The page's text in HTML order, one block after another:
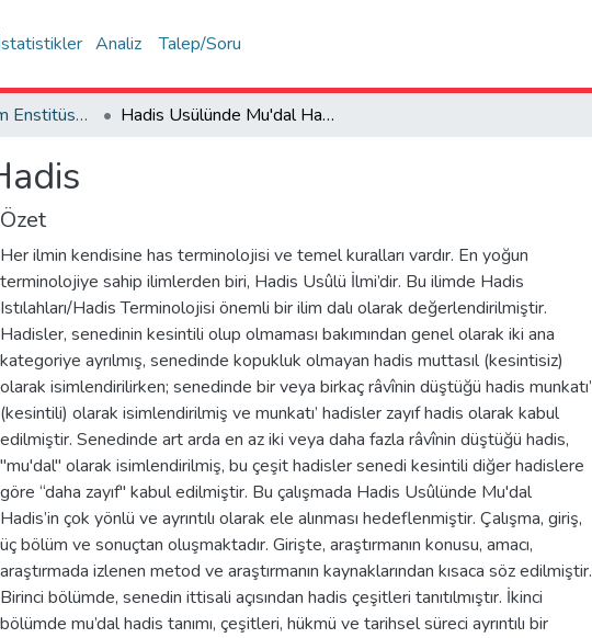
Analiz Talep/Soru
Lisansüstü Eğitim Enstitüsü Tez Koleksiyonu Hadis Usülünde Mu'dal Hadis
Özet
Her ilmin kendisine has terminolojisi ve temel kuralları vardır. En yoğun
terminolojiye sahip ilimlerden biri, Hadis Usûlü İlmi’dir. Bu ilimde Hadis
Istılahları/Hadis Terminolojisi önemli bir ilim dalı olarak değerlendirilmiştir.
Hadisler, senedinin kesintili olup olmaması bakımından genel olarak iki ana
kategoriye ayrılmış, senedinde kopukluk olmayan hadis muttasıl (kesintisiz)
olarak isimlendirilirken; senedinde bir veya birkaç râvînin düştüğü hadis munkatı’
(kesintili) olarak isimlendirilmiş ve munkatı’ hadisler zayıf hadis olarak kabul
edilmiştir. Senedinde art arda en az iki veya daha fazla râvînin düştüğü hadis,
"mu'dal" olarak isimlendirilmiş, bu çeşit hadisler senedi kesintili diğer hadislere
göre “daha zayıf" kabul edilmiştir. Bu çalışmada Hadis Usûlünde Mu'dal
Hadis’in çok yönlü ve ayrıntılı olarak ele alınması hedeflenmiştir. Çalışma, giriş,
üç bölüm ve sonuçtan oluşmaktadır. Girişte, araştırmanın konusu, amacı,
araştırmada izlenen metod ve araştırmanın kaynaklarından kısaca söz edilmiştir.
Birinci bölümde, senedin ittisali açısından hadis çeşitleri tanıtılmıştır. İkinci
bölümde mu’dal hadis tanımı, çeşitleri, hükmü ve tarihsel süreci ayrıntılı bir